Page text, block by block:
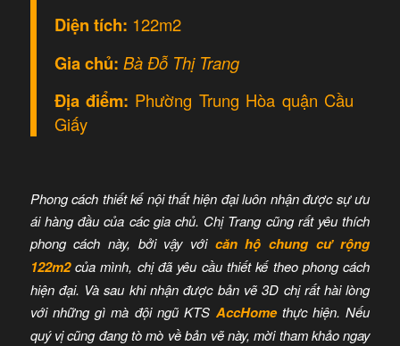
Diện tích: 122m2
Gia chủ: Bà Đỗ Thị Trang
Địa điểm: Phường Trung Hòa quận Cầu
Giấy
Phong cách thiết kế nội thất hiện đại luôn nhận được sự ưu
ái hàng đầu của các gia chủ. Chị Trang cũng rất yêu thích
phong cách này, bởi vậy vớicăn hộ chung cư rộng
122m2của mình, chị đã yêu cầu thiết kế theo phong cách
hiện đại. Và sau khi nhận được bản vẽ 3D chị rất hài lòng
với những gì mà đội ngũ KTS AccHomethực hiện. Nếu
quý vị cũng đang tò mò về bản vẽ này, mời tham khảo ngay